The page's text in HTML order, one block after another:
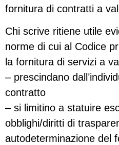
fornitura di contratti a
Chi scrive ritiene utile
norme di cui al Codice
la fornitura di servizi a
– prescindano
contratto
– si limitino a statuire
obblighi/diritti di
autodeterminazione del